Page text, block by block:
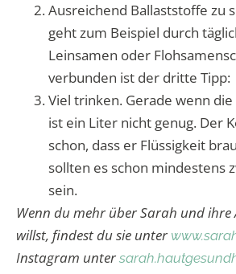
Ausreichend Ballaststoffe zu
geht zum Beispiel durch
Leinsamen oder
verbunden ist der dritte Tipp:
Viel trinken. Gerade wenn
ist ein Liter nicht genug. Der
schon, dass er Flüssigkeit
sollten es schon mindestens
sein.
Wenn du mehr über Sarah und ihre
willst, findest du sie unter
Instagram unter